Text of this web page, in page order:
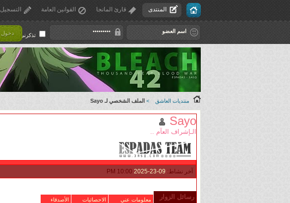
المنتدى قارئ المانجا القوانين العامة التسجيل
تذكرني ! دخول
منتديات العاشق > الملف الشخصي لـ Sayo
Sayo
الـإشراف العآم ..
آخر نشاط: 10:00 PM
رسائل الزوار معلومات عني الاحصائيات الأصدقاء